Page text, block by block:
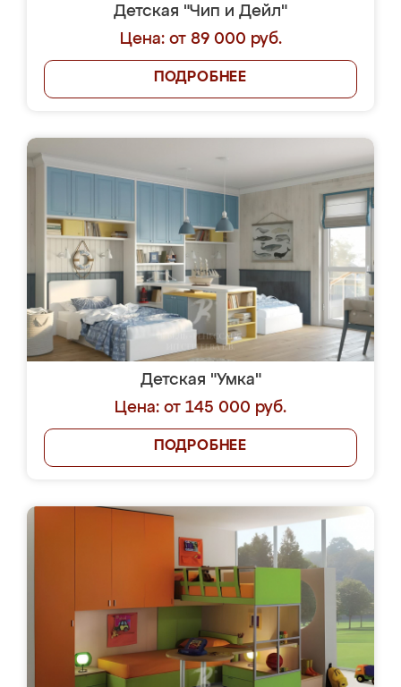
Детская "Чип и Дейл"
Цена: от 89 000 руб.
ПОДРОБНЕЕ
Детская "Умка"
Цена: от 145 000 руб.
ПОДРОБНЕЕ